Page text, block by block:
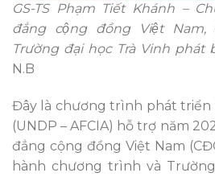
GS-TS Phạm Tiết Khánh –
đẳng cộng đồng Việt
Trường đại học Trà Vinh phát
N.B
Đây là chương trình phát triển
(UNDP – AFCIA) hỗ trợ năm
đẳng cộng đồng Việt Nam
hành chương trình và